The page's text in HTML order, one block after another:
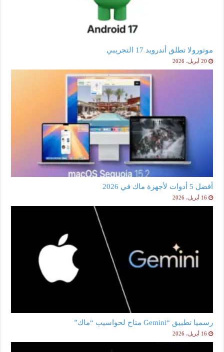
موتورولا تطلق أندرويد 17 التجريبي
20 أبريل، 2026
أفضل 5 أدوات لأجهزة ماك في 2026
16 أبريل، 2026
رسميا تطبيق “Gemini متاح لحواسيب “ماك”
16 أبريل، 2026